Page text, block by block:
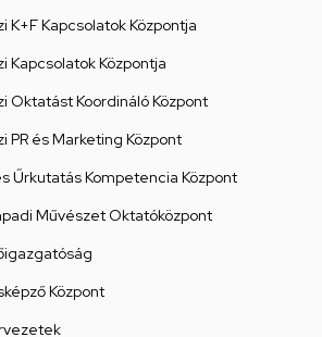
K+F Kapcsolatok Központja
Kapcsolatok Központja
Oktatást Koordináló Központ
PR és Marketing Központ
Űrkutatás Kompetencia Központ
Művészet Oktatóközpont
Központ